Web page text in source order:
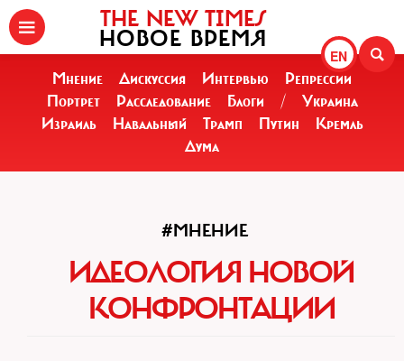
EN
THE NEW TIMES
НОВОЕ ВРЕМЯ
Мнение Дискуссия Интервью
Репрессии
Портрет
Расследование Блоги /
Украина
Израиль
Навальный Трамп Путин
Кремль
Дума
#МНЕНИЕ
ИДЕОЛОГИЯ НОВОЙ
КОНФРОНТАЦИИ